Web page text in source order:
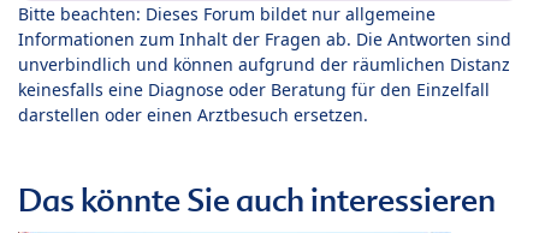
Bitte beachten: Dieses Forum bildet nur allgemeine
Informationen zum Inhalt der Fragen ab. Die Antworten sind
unverbindlich und können aufgrund der räumlichen Distanz
keinesfalls eine Diagnose oder Beratung für den Einzelfall
darstellen oder einen Arztbesuch ersetzen.
Das könnte Sie auch interessieren